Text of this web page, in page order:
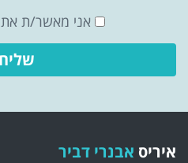
אני מאשר/ת את
איריס אבנרי דביר